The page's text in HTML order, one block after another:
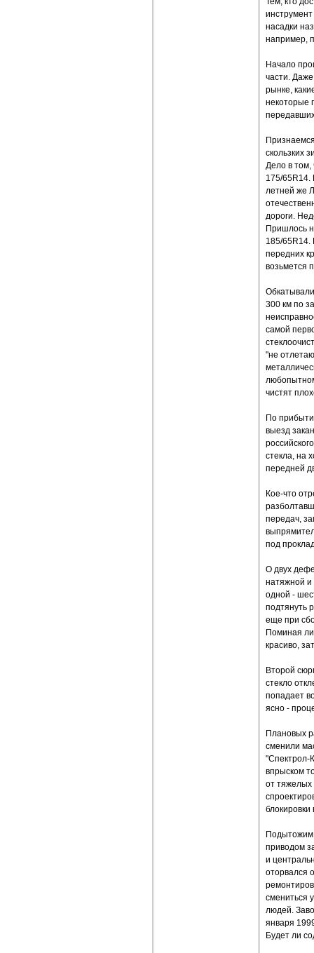
насадки
например,
Начало
части.
рынке,
некоторые
скользких
Дело в том,
175/65R14.
летней же
дороги.
Пришлось
185/65R14.
передних
возьмется
300 км по
самой
"не
чистят
По
выезд
стекла, на
передней
Кое-что
передач,
под
О двух
натяжной и
одной -
подтянуть
еще при
Поминая
красиво,
Второй
стекло
попадает
ясно -
Плановых
сменили
"Спектрол-
впрыском
от тяжелых
Подытожим
приводом
и
оторвался
смениться
людей.
января
Будет ли